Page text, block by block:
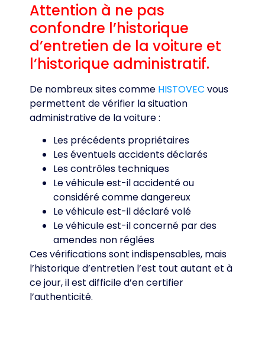
Attention à ne pas
confondre l’historique
d’entretien de la voiture et
l’historique administratif.
De nombreux sites comme HISTOVEC vous
permettent de vérifier la situation
administrative de la voiture :
Les précédents propriétaires
Les éventuels accidents déclarés
Les contrôles techniques
Le véhicule est-il accidenté ou
considéré comme dangereux
Le véhicule est-il déclaré volé
Le véhicule est-il concerné par des
amendes non réglées
Ces vérifications sont indispensables, mais
l’historique d’entretien l’est tout autant et à
ce jour, il est difficile d’en certifier
l’authenticité.